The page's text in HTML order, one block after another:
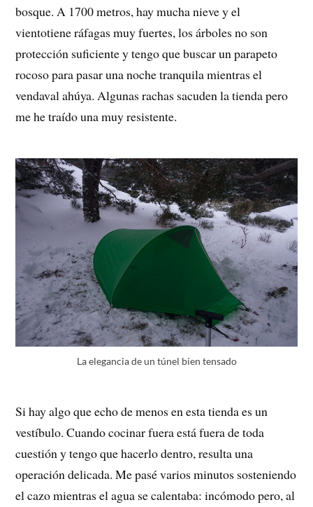
bosque. A 1700 metros, hay mucha nieve y el
vientotiene ráfagas muy fuertes, los árboles no son
protección suficiente y tengo que buscar un parapeto
rocoso para pasar una noche tranquila mientras el
vendaval ahúya. Algunas rachas sacuden la tienda pero
me he traído una muy resistente.
La elegancia de un túnel bien tensado
Si hay algo que echo de menos en esta tienda es un
vestíbulo. Cuando cocinar fuera está fuera de toda
cuestión y tengo que hacerlo dentro, resulta una
operación delicada. Me pasé varios minutos sosteniendo
el cazo mientras el agua se calentaba: incómodo pero, al